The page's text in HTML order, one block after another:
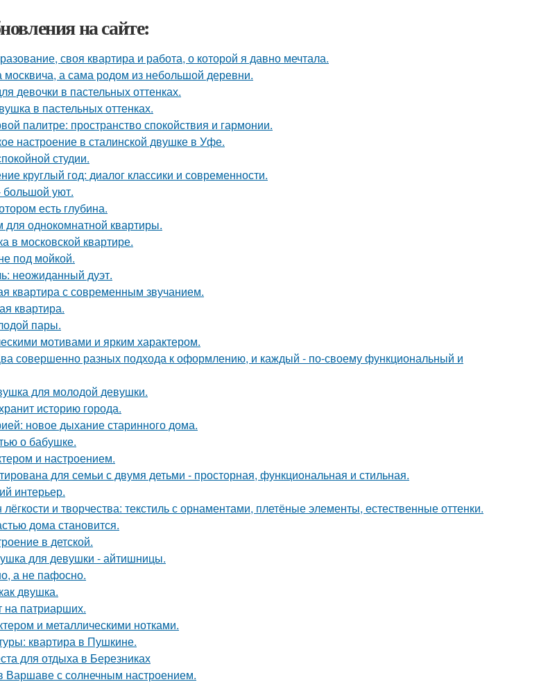
на сайте:
своя квартира и работа, о которой я давно мечтала.
а сама родом из небольшой деревни.
девочки в пастельных оттенках.
в пастельных оттенках.
палитре: пространство спокойствия и гармонии.
настроение в сталинской двушке в Уфе.
студии.
круглый год: диалог классики и современности.
большой уют.
есть глубина.
для однокомнатной квартиры.
в московской квартире.
под мойкой.
неожиданный дуэт.
квартира с современным звучанием.
квартира.
пары.
мотивами и ярким характером.
совершенно разных подхода к оформлению, и каждый - по-своему функциональный и
для молодой девушки.
историю города.
новое дыхание старинного дома.
о бабушке.
и настроением.
для семьи с двумя детьми - просторная, функциональная и стильная.
интерьер.
лёгкости и творчества: текстиль с орнаментами, плетёные элементы, естественные оттенки.
дома становится.
в детской.
для девушки - айтишницы.
а не пафосно.
двушка.
на патриарших.
и металлическими нотками.
квартира в Пушкине.
для отдыха в Березниках
Варшаве с солнечным настроением.